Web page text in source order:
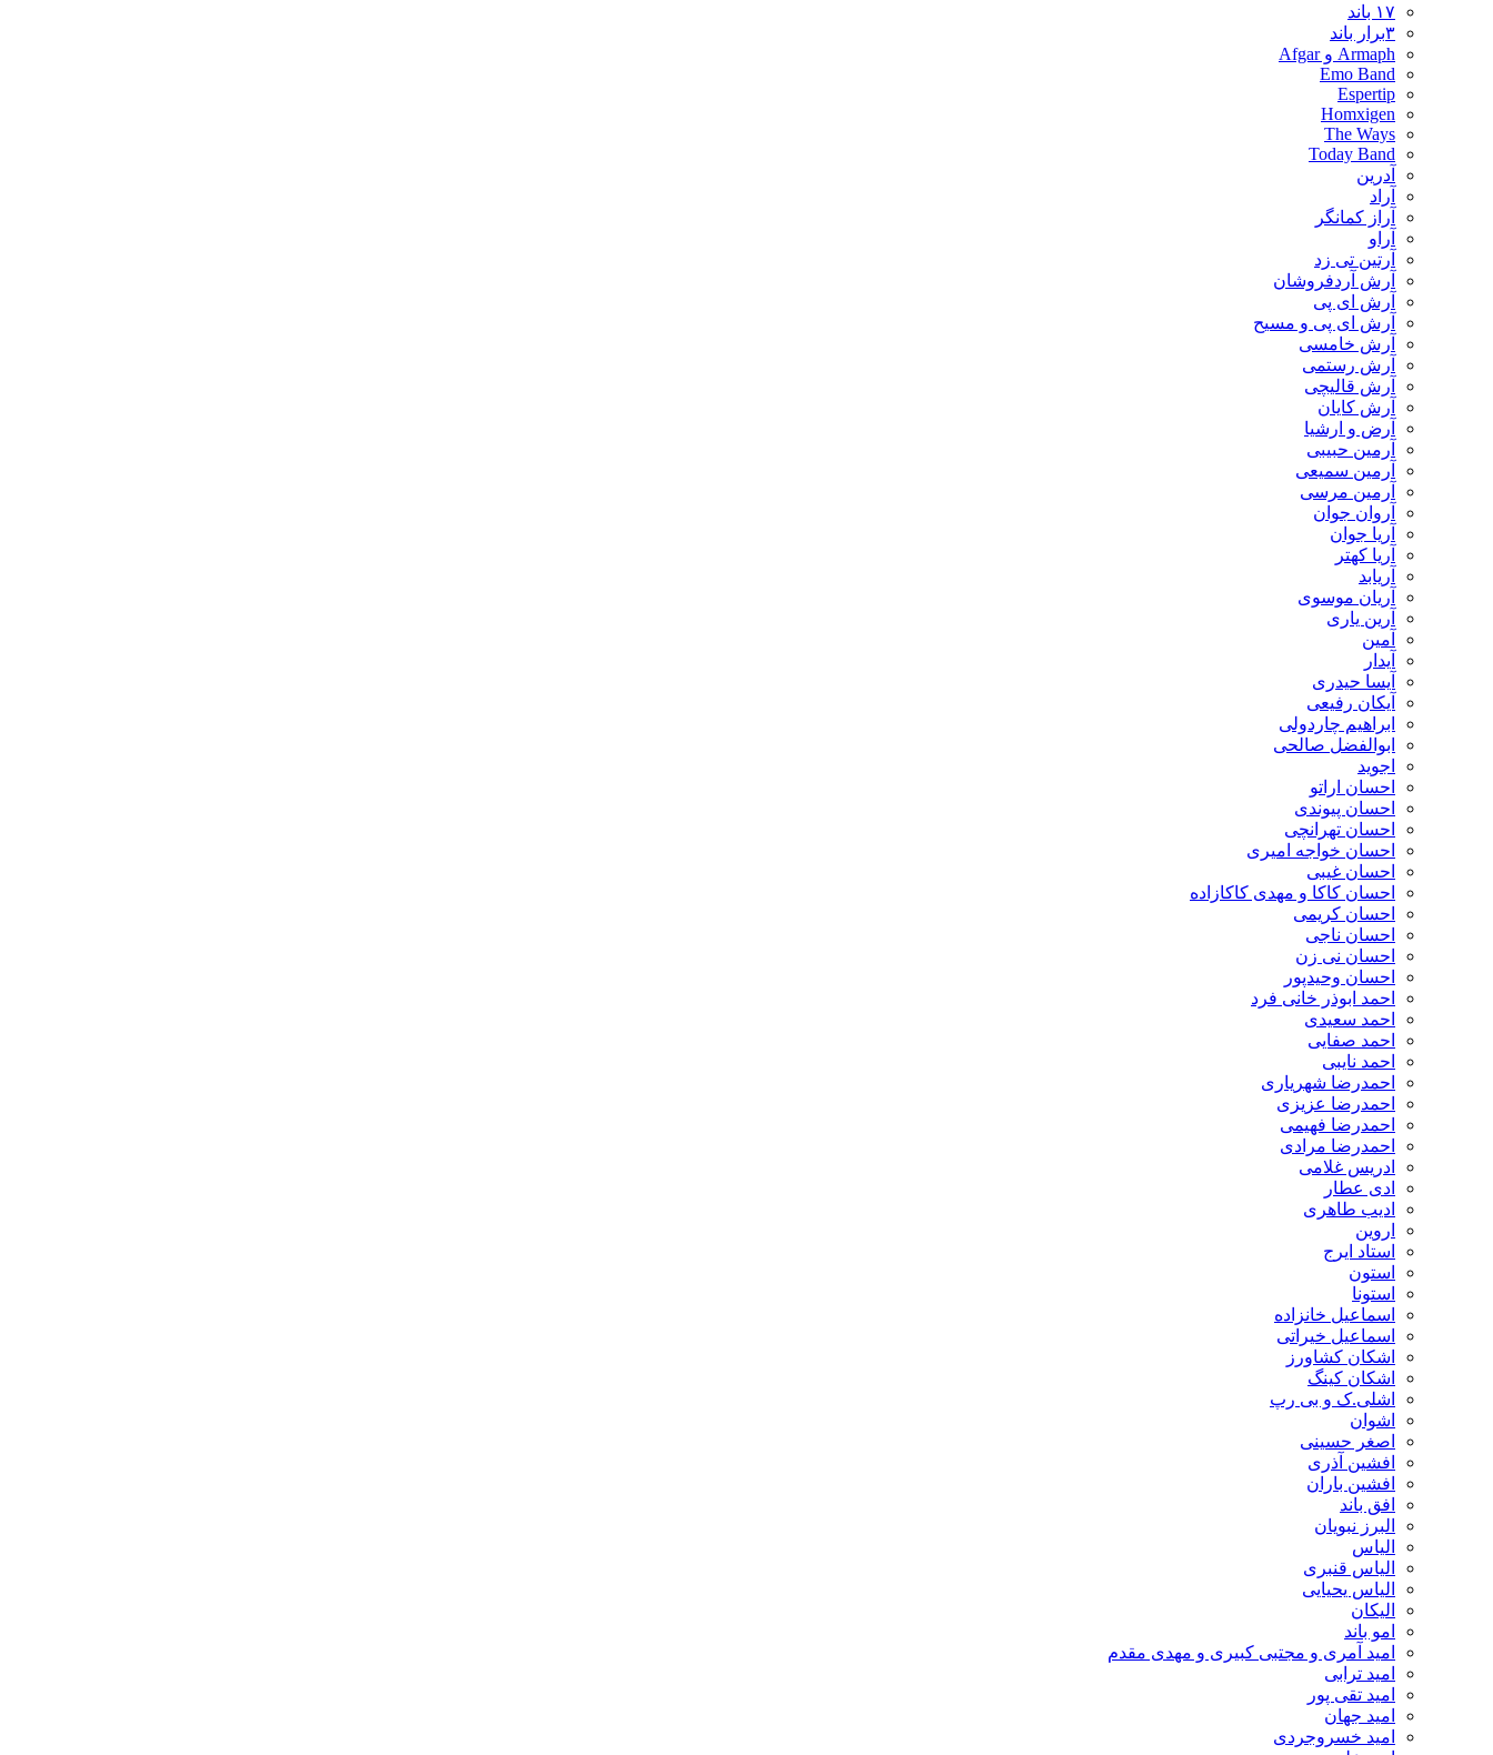
۱۷ باند
۳برار باند
Armaph و Afgar
Emo Band
Espertip
Homxigen
The Ways
Today Band
آدرین
آراد
آراز کمانگر
آراو
آرتین تی زد
آرش آردفروشان
آرش ای پی
آرش ای پی و مسیح
آرش خامسی
آرش رستمی
آرش قالیچی
آرش کایان
​آرض و ارشیا
آرمین حبیبی
آرمین سمیعی
آرمین مرسی
آروان جوان
آریا جوان
آریا کهتر
آریابد
آریان موسوی
آرین یاری
آمین
آیدار
آیسا حیدری
آیکان رفیعی
ابراهیم چاردولی
ابوالفضل صالحی
اجوید
احسان اراتو
احسان پیوندی
احسان تهرانچی
احسان خواجه امیری
احسان غیبی
احسان کاکا و مهدی کاکازاده
احسان کریمی
احسان ناجی
احسان نی زن
احسان وحیدپور
احمد ابوذر خانی فرد
احمد سعیدی
احمد صفایی
احمد نایبی
احمدرضا شهریاری
احمدرضا عزیزی
احمدرضا فهیمی
احمدرضا مرادی
ادریس غلامی
ادی عطار
ادیب طاهری
اروین
استاد ایرج
استون
استونا
اسماعیل خانزاده
اسماعیل خیراتی
اشکان کشاورز
اشکان کینگ
اشلی.ک و بی رپ
اشوان
اصغر حسینی
افشین آذری
افشین باران
افق باند
البرز نبویان
الیاس
الیاس قنبرى
الیاس یحیایی
الیکان
امو باند
امید آمری و مجتبی کبیری و مهدى مقدم
امید ترابی
امید تقی پور
امید جهان
امید خسروجردی